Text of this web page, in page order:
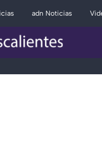
adn Noticias